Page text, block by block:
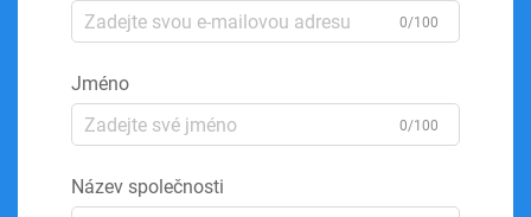
0/100
Jméno
0/100
Název společnosti